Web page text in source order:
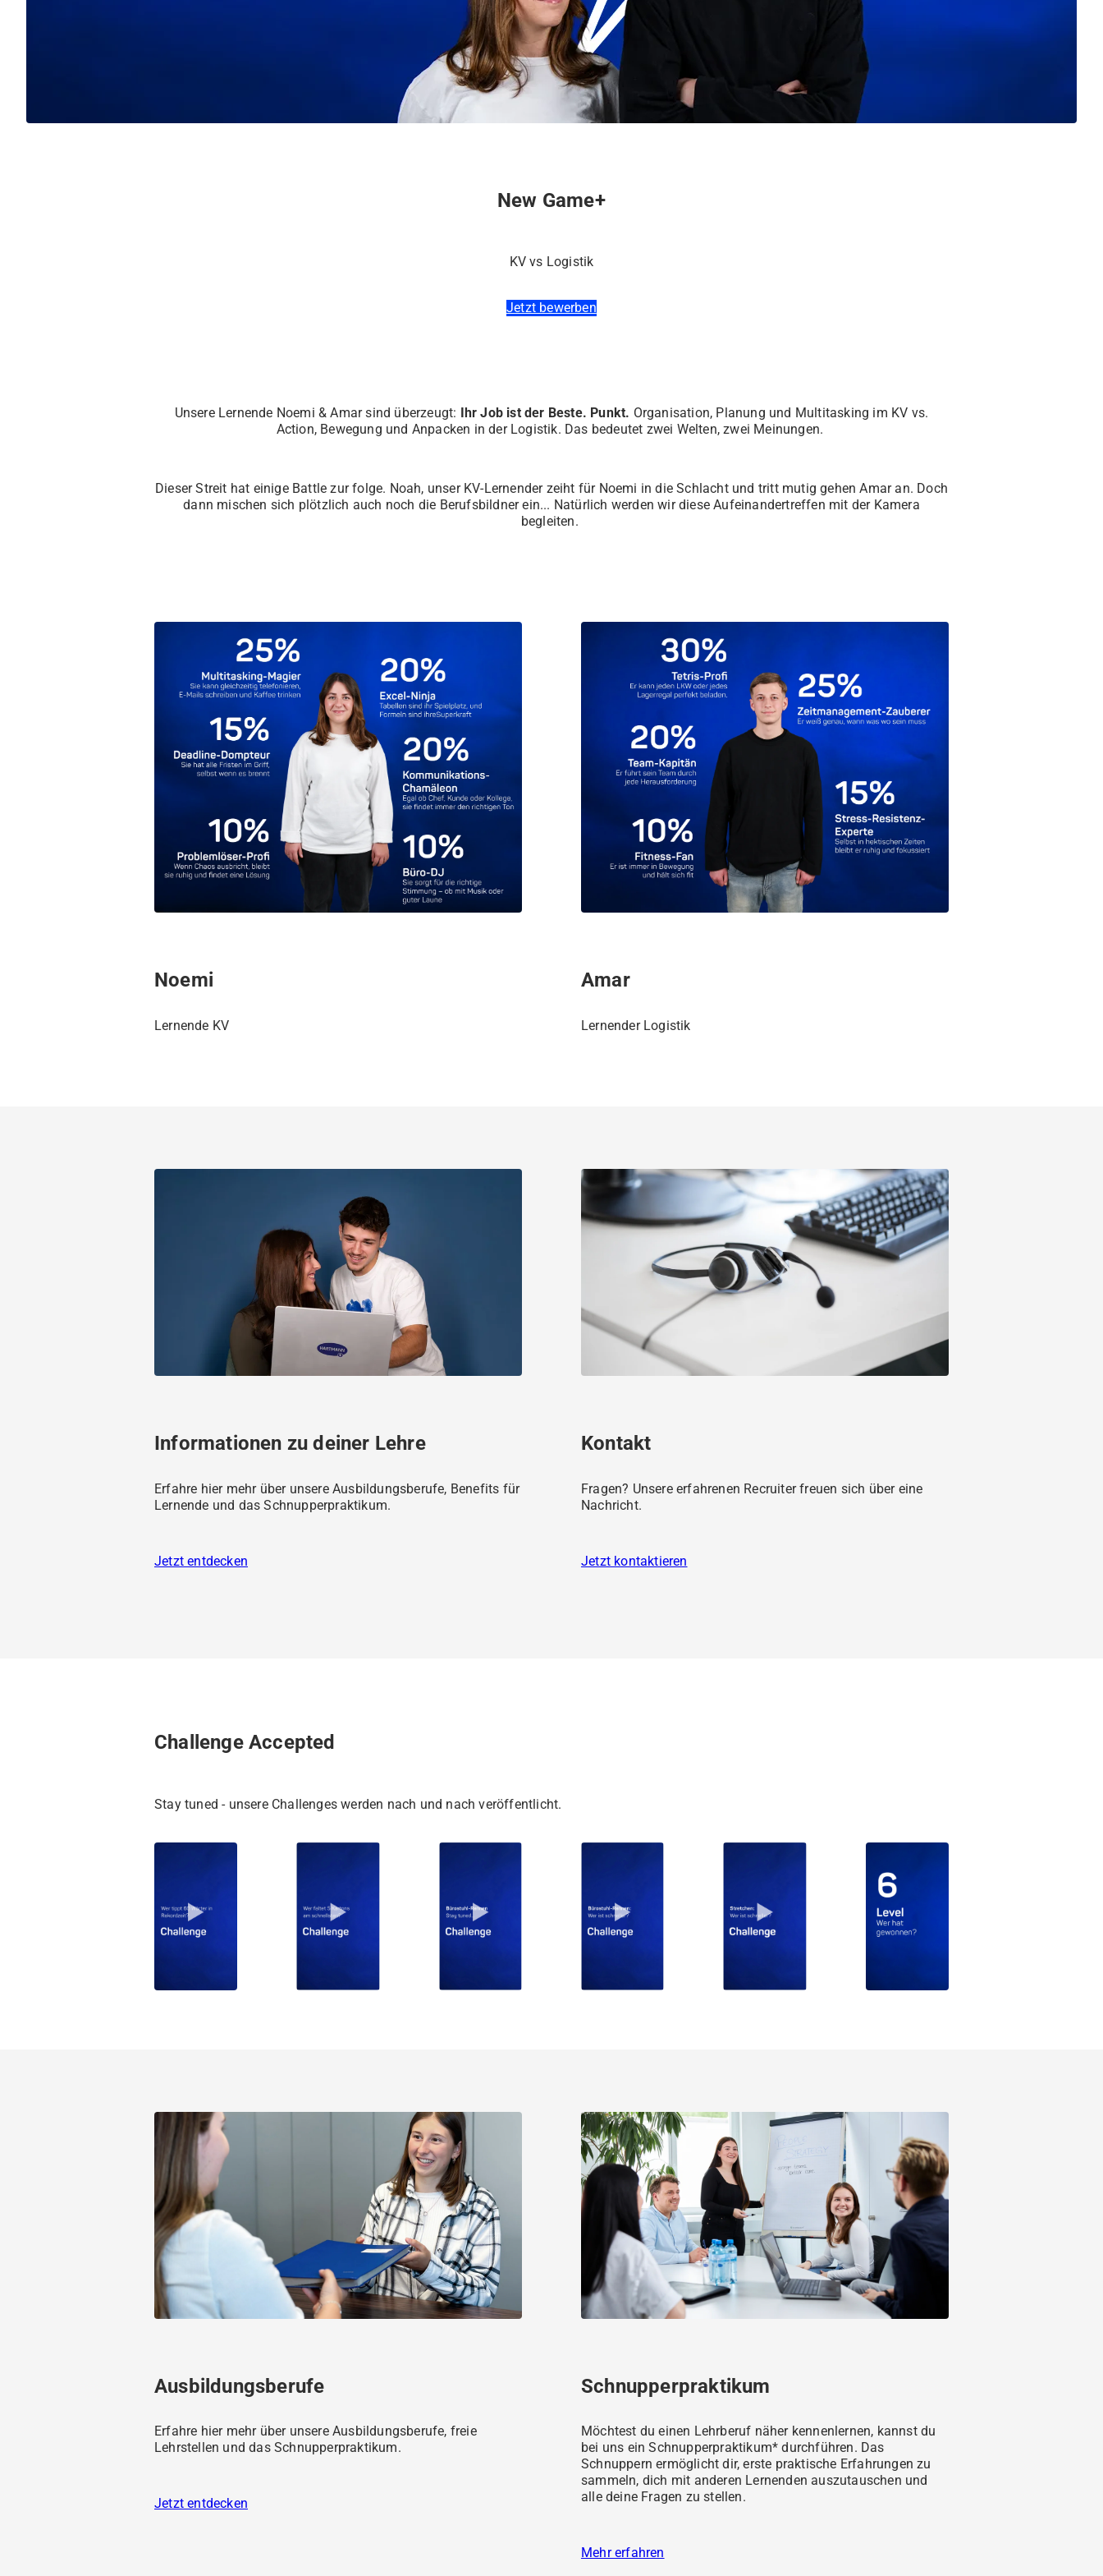
New Game+
KV vs Logistik
Jetzt bewerben
Unsere Lernende Noemi & Amar sind überzeugt: Ihr Job ist der Beste. Punkt. Organisation, Planung und Multitasking im KV vs.
Action, Bewegung und Anpacken in der Logistik. Das bedeutet zwei Welten, zwei Meinungen.
Dieser Streit hat einige Battle zur folge. Noah, unser KV-Lernender zeiht für Noemi in die Schlacht und tritt mutig gehen Amar an. Doch
dann mischen sich plötzlich auch noch die Berufsbildner ein... Natürlich werden wir diese Aufeinandertreffen mit der Kamera
begleiten.
Noemi
Lernende KV
Amar
Lernender Logistik
Informationen zu deiner Lehre
Erfahre hier mehr über unsere Ausbildungsberufe, Benefits für
Lernende und das Schnupperpraktikum.
Jetzt entdecken
Kontakt
Fragen? Unsere erfahrenen Recruiter freuen sich über eine
Nachricht.
Jetzt kontaktieren
Challenge Accepted
Stay tuned - unsere Challenges werden nach und nach veröffentlicht.
Ausbildungsberufe
Erfahre hier mehr über unsere Ausbildungsberufe, freie
Lehrstellen und das Schnupperpraktikum.
Jetzt entdecken
Schnupperpraktikum
Möchtest du einen Lehrberuf näher kennenlernen, kannst du
bei uns ein Schnupperpraktikum* durchführen. Das
Schnuppern ermöglicht dir, erste praktische Erfahrungen zu
sammeln, dich mit anderen Lernenden auszutauschen und
alle deine Fragen zu stellen.
Mehr erfahren